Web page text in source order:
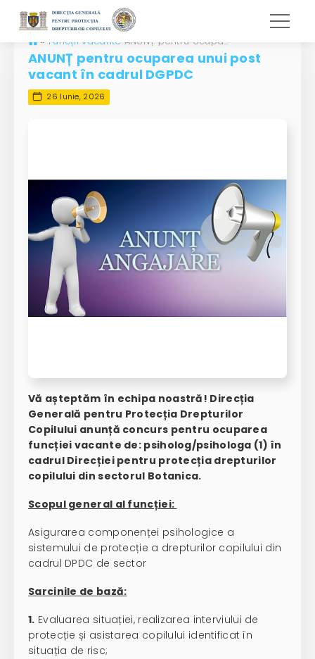
» Funcții vacante ANUNȚ pentru ocuparea unui post vacant în cadrul DGPDC
ANUNȚ pentru ocuparea unui post
vacant în cadrul DGPDC
26 Iunie, 2026
Vă așteptăm în echipa noastră! Direcția
Generală pentru Protecția Drepturilor
Copilului anunță concurs pentru ocuparea
funcției vacante de: psiholog/psihologa (1) în
cadrul Direcției pentru protecția drepturilor
copilului din sectorul Botanica.
Scopul general al funcției:
Asigurarea componenței psihologice a
sistemului de protecție a drepturilor copilului din
cadrul DPDC de sector
Sarcinile de bază:
1. Evaluarea situației, realizarea interviului de
protecție și asistarea copilului identificat în
situația de risc;